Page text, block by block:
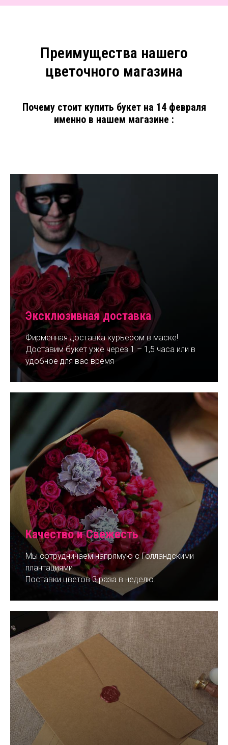
Преимущества нашего
цветочного магазина
Почему стоит купить букет на 14 февраля
именно в нашем магазине :
Эксклюзивная доставка
Фирменная доставка курьером в маске!
Доставим букет уже через 1 – 1,5 часа или в
удобное для вас время
Качество и Свежесть
Мы сотрудничаем напрямую с Голландскими
плантациями
Поставки цветов 3 раза в неделю.